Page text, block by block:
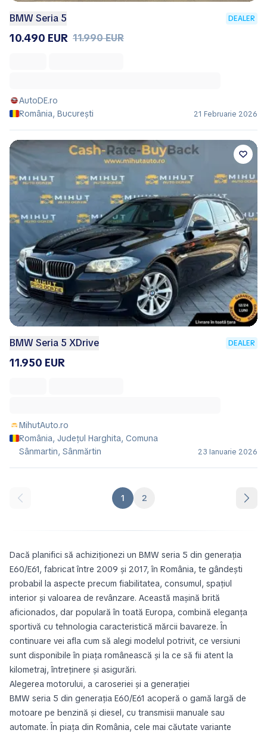
BMW Seria 5 DEALER
10.490 EUR 11.990 EUR
AutoDE.ro
România, București
21 Februarie 2026
BMW Seria 5 XDrive DEALER
11.950 EUR
MihutAuto.ro
România, Județul Harghita, Comuna
Sânmartin, Sânmărtin
23 Ianuarie 2026
1 2
Dacă planifici să achiziționezi un BMW seria 5 din generația
E60/E61, fabricat între 2009 și 2017, în România, te gândești
probabil la aspecte precum fiabilitatea, consumul, spațiul
interior și valoarea de revânzare. Această mașină brită
aficionados, dar populară în toată Europa, combină eleganța
sportivă cu tehnologia caracteristică mărcii bavareze. În
continuare vei afla cum să alegi modelul potrivit, ce versiuni
sunt disponibile în piața românească și la ce să fii atent la
kilometraj, întreținere și asigurări.
Alegerea motorului, a caroseriei și a generației
BMW seria 5 din generația E60/E61 acoperă o gamă largă de
motoare pe benzină și diesel, cu transmisii manuale sau
automate. În piața din România, cele mai căutate variante